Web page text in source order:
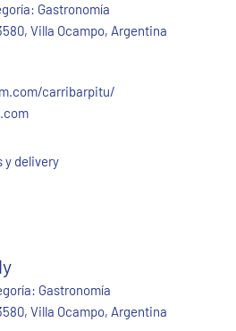
Gastronomía
Villa Ocampo, Argentina
carribarpitu/
y delivery
Gastronomía
Villa Ocampo, Argentina